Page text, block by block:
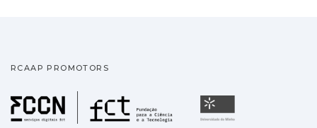
RCAAP PROMOTORS
Fundação para a